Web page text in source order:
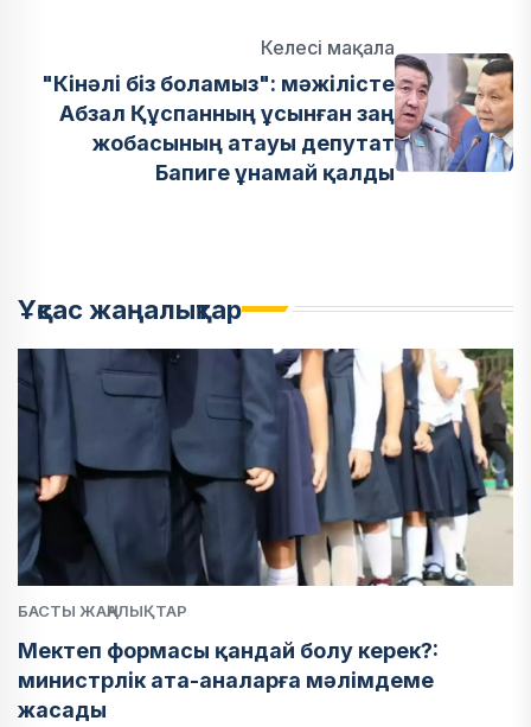
Келесі мақала
"Кінәлі біз боламыз": мәжілісте
Абзал Құспанның ұсынған заң
жобасының атауы депутат
Бапиге ұнамай қалды
Ұқсас жаңалықтар
БАСТЫ ЖАҢАЛЫҚТАР
Мектеп формасы қандай болу керек?:
министрлік ата-аналарға мәлімдеме
жасады